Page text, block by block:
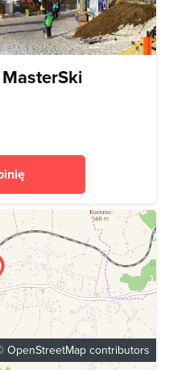
OpenStreetMap contributors